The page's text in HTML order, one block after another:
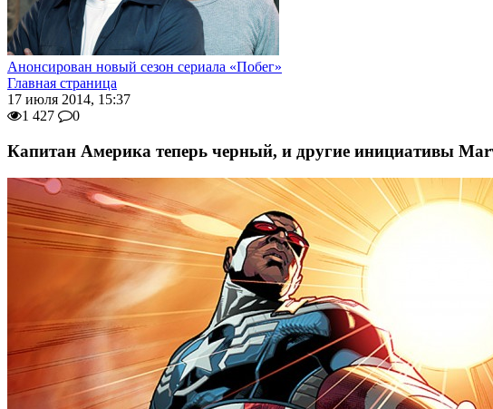
Анонсирован новый сезон сериала «Побег»
Главная страница
17 июля 2014, 15:37
1 427
0
Капитан Америка теперь черный, и другие инициативы